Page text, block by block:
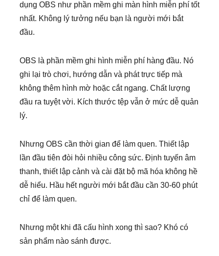
dụng OBS như phần mềm ghi màn hình miễn phí tốt
nhất. Không lý tưởng nếu bạn là người mới bắt
đầu.
OBS là phần mềm ghi hình miễn phí hàng đầu. Nó
ghi lại trò chơi, hướng dẫn và phát trực tiếp mà
không thêm hình mờ hoặc cắt ngang. Chất lượng
đầu ra tuyệt vời. Kích thước tệp vẫn ở mức dễ quản
lý.
Nhưng OBS cần thời gian để làm quen. Thiết lập
lần đầu tiên đòi hỏi nhiều công sức. Định tuyến âm
thanh, thiết lập cảnh và cài đặt bộ mã hóa không hề
dễ hiểu. Hầu hết người mới bắt đầu cần 30-60 phút
chỉ để làm quen.
Nhưng một khi đã cấu hình xong thì sao? Khó có
sản phẩm nào sánh được.